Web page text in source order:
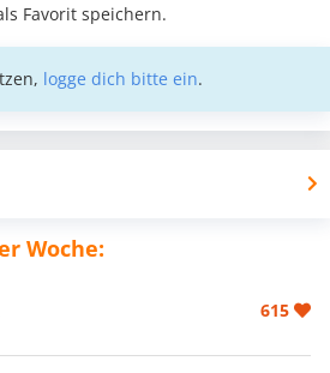
Favorit speichern.
logge dich bitte ein.
Woche:
615